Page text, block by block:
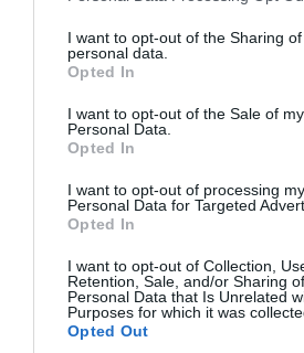
not limited to your visit or usage
grant or deny consent to Google and
use your data for below specified
consent section.
I want to opt-out of the Sharing
personal data.
Opted In
I want to opt-out of the Sale of my
Personal Data.
Opted In
I want to opt-out of processing my
Personal Data for Targeted
Opted In
I want to opt-out of Collection,
Retention, Sale, and/or Sharing
Personal Data that Is Unrelated
Purposes for which it was
Opted Out
σχέσεις και ζητήματα
έχοντας
που διαμόρφωσαν το
Ευρωπαϊκών Σπουδών,
εξειδίκευση στις
ΠΡΟΒΟΛΗ ΠΡΟΦΙΛ →